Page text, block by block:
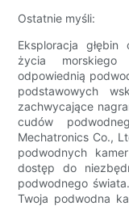
Ostatnie myśli:
Eksploracja
życia
odpowiednią
podstawowych
zachwycające
cudów
Mechatronics Co.,
podwodnych
dostęp do
podwodnego
Twoja podwodna